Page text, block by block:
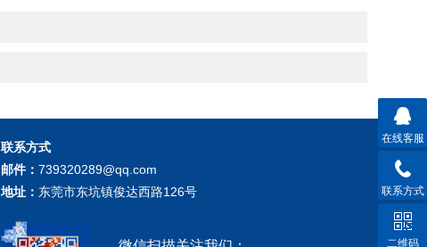
联系方式
邮件： 739320289@qq.com
地址： 东莞市东坑镇俊达西路126号
在线客服
联系方式
二维码